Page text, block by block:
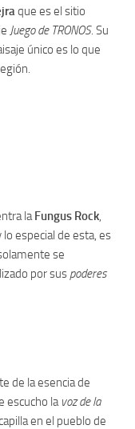
que es el sitio
Juego de TRONOS. Su
único es lo que
laFungus Rock,
especial de esta, es
se
por sus poderes
de la esencia de
escucho la voz de la
en el pueblo de